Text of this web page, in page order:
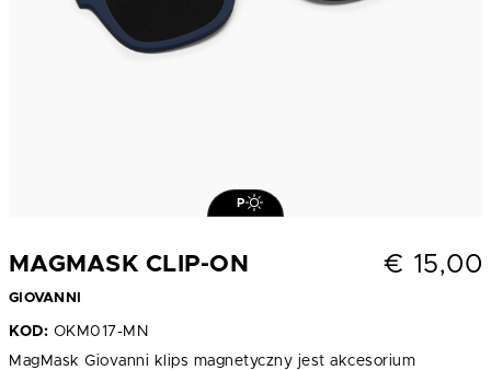
P
MAGMASK CLIP-ON
GIOVANNI
€ 15,00
KOD: OKM017-MN
MagMask Giovanni klips magnetyczny jest akcesorium